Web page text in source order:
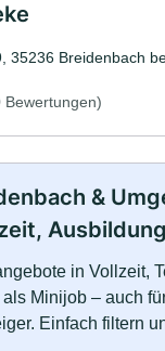
35236 Breidenbach
Bewertungen)
&
in Vollzeit,
Minijob – auch
Einfach filtern